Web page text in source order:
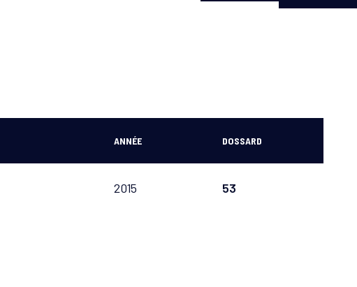
ANNÉE DOSSARD
2015 53